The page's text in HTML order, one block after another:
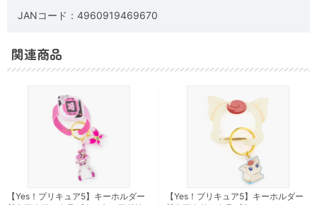
JANコード：4960919469670
関連商品
【Yes！プリキュア5】キーホルダー
【Yes！プリキュア5】キーホルダー